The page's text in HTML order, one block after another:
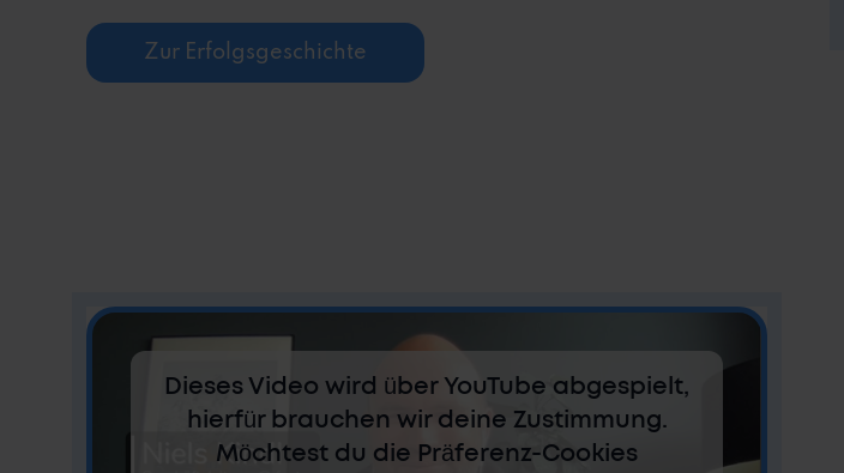
Zur Erfolgsgeschichte
Dieses Video wird über YouTube abgespielt,
hierfür brauchen wir deine Zustimmung.
Möchtest du die Präferenz-Cookies